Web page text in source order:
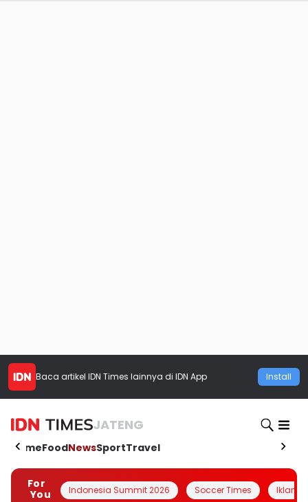
Baca artikel IDN Times lainnya di IDN App Install
JATENG
HomeFoodNewsSportTravel
For
You
Indonesia Summit 2026 Soccer Times Iklanin